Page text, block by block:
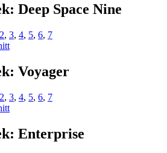
Deep Space Nine
2, 3, 4, 5, 6, 7
Voyager
2, 3, 4, 5, 6, 7
Enterprise